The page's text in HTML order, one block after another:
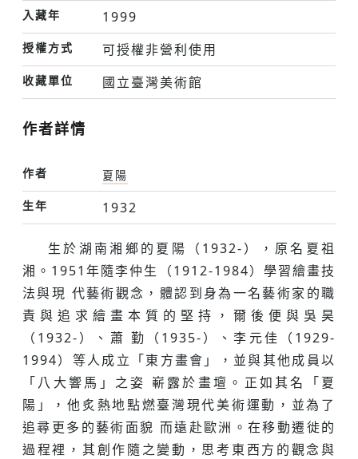
入藏年 1999
授權方式 可授權非營利使用
收藏單位 國立臺灣美術館
作者詳情
作者
夏陽
生年
1932
生於湖南湘鄉的夏陽（1932-），原名夏祖
湘。1951年隨李仲生（1912-1984）學習繪畫技
法與現 代藝術觀念，體認到身為一名藝術家的職
責與追求繪畫本質的堅持，爾後便與吳昊
（1932-）、蕭 勤（1935-）、李元佳（1929-
1994）等人成立「東方畫會」，並與其他成員以
「八大響馬」之姿 嶄露於畫壇。正如其名「夏
陽」，他炙熱地點燃臺灣現代美術運動，並為了
追尋更多的藝術面貌 而遠赴歐洲。在移動遷徙的
過程裡，其創作隨之變動，思考東西方的觀念與